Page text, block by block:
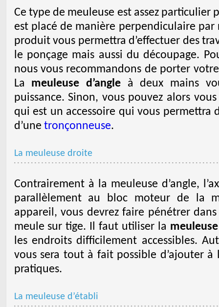
Ce type de meuleuse est assez particulier
est placé de manière perpendiculaire
produit vous permettra d’effectuer des
le ponçage mais aussi du découpage.
nous vous recommandons de porter
La meuleuse d’angleà deux mains
puissance. Sinon, vous pouvez alors
qui est un accessoire qui vous permettra
d’une tronçonneuse.
La meuleuse droite
Contrairement à la meuleuse d’angle,
parallèlement au bloc moteur de la
appareil, vous devrez faire pénétrer
meule sur tige. Il faut utiliser la
les endroits difficilement accessibles.
vous sera tout à fait possible d’ajouter à
pratiques.
La meuleuse d’établi